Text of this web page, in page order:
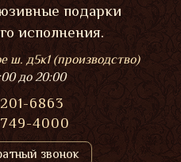
подарки
исполнения.
ш. д5к1 (производство)
до 20:00
6863
4000
звонок